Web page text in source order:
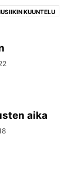
KUUNTELU
aika